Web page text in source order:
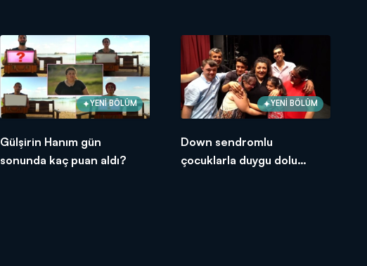
YENİ BÖLÜM
Gülşirin Hanım gün
sonunda kaç puan aldı?
YENİ BÖLÜM
Down sendromlu
çocuklarla duygu dolu